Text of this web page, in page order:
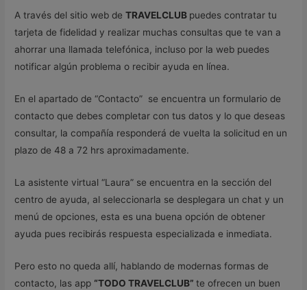
A través del sitio web deTRAVELCLUB puedes contratar tu
tarjeta de fidelidad y realizar muchas consultas que te van a
ahorrar una llamada telefónica, incluso por la web puedes
notificar algún problema o recibir ayuda en línea.
En el apartado de “Contacto” se encuentra un formulario de
contacto que debes completar con tus datos y lo que deseas
consultar, la compañía responderá de vuelta la solicitud en un
plazo de 48 a 72 hrs aproximadamente.
La asistente virtual “Laura” se encuentra en la sección del
centro de ayuda, al seleccionarla se desplegara un chat y un
menú de opciones, esta es una buena opción de obtener
ayuda pues recibirás respuesta especializada e inmediata.
Pero esto no queda allí, hablando de modernas formas de
contacto, las app“TODO TRAVELCLUB”te ofrecen un buen